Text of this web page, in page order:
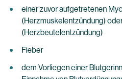
einer zuvor aufgetretenen
(Herzmuskelentzündung)
(Herzbeutelentzündung)
Fieber
dem Vorliegen einer